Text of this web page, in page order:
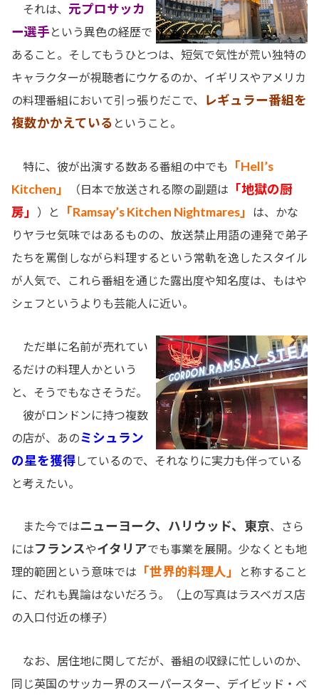
それは、 元プロサッカ
ー選手 という異色の経歴で
あること。そしてもうひとつは、短気で気性が荒い独特の
キャラクターが視聴者にウケるのか、イギリスやアメリカ
の料理番組において引っ張りだこで、
レギュラー番組を
複数かかえている ということ。
特に、彼が出演する数ある番組の中でも
「Hell’s
Kitchen」
（日本で放送される際の副題は
「地獄の厨
房」
）と 「Ramsay’s Kitchen Nightmares」
は、かな
りヤラセ気味ではあるものの、放送禁止用語の連発で弟子
たちを罵倒しながら料理するという常軌を逸したスタイル
が人気で、これら番組を通じた露出度や知名度は、もはや
シェフというよりも芸能人に近い。
ただ単に名前が売れてい
るだけの料理人かという
と、そうでもなさそうだ。
彼がロンドンに持つ複数
の店が、あのミシュラン
の星を獲得 しているので、それなりに実力も伴っている
と考えたい。
また今ではニューヨーク、ハリウッド、東京、さら
にはフランスやイタリアでも事業を展開。少なくとも地
理的範囲という意味では
「世界的料理人」
と称すること
に、だれも異論はないだろう。（上の写真はラスベガス店
の入口付近の様子）
なお、居住地に関してだが、番組の収録に忙しいのか、
同じ英国のサッカー界のスーパースター、デイビッド・ベ